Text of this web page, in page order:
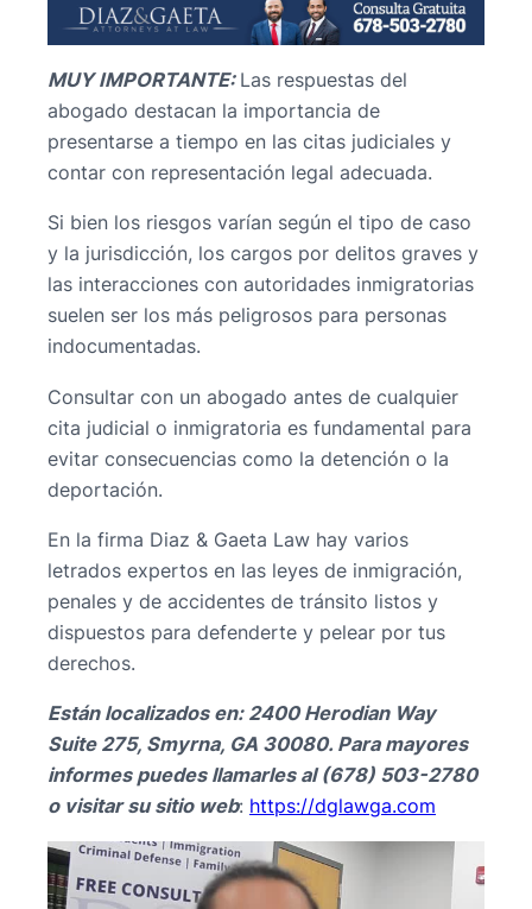
MUY IMPORTANTE: Las respuestas del
abogado destacan la importancia de
presentarse a tiempo en las citas judiciales y
contar con representación legal adecuada.
Si bien los riesgos varían según el tipo de caso
y la jurisdicción, los cargos por delitos graves y
las interacciones con autoridades inmigratorias
suelen ser los más peligrosos para personas
indocumentadas.
Consultar con un abogado antes de cualquier
cita judicial o inmigratoria es fundamental para
evitar consecuencias como la detención o la
deportación.
En la firma Diaz & Gaeta Law hay varios
letrados expertos en las leyes de inmigración,
penales y de accidentes de tránsito listos y
dispuestos para defenderte y pelear por tus
derechos.
Están localizados en: 2400 Herodian Way
Suite 275, Smyrna, GA 30080. Para mayores
informes puedes llamarles al (678) 503-2780
o visitar su sitio web: https://dglawga.com